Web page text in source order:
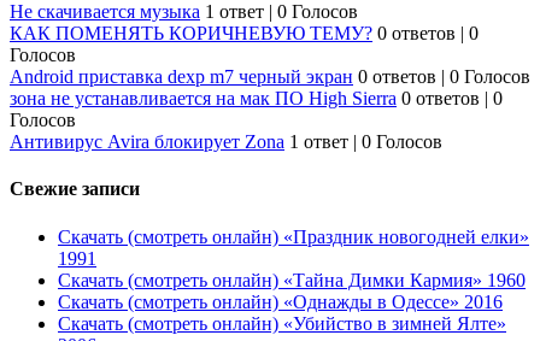
Не скачивается музыка 1 ответ | 0 Голосов
КАК ПОМЕНЯТЬ КОРИЧНЕВУЮ ТЕМУ? 0 ответов | 0
Голосов
Android приставка dexp m7 черный экран 0 ответов | 0 Голосов
зона не устанавливается на мак ПО High Sierra 0 ответов | 0
Голосов
Антивирус Avira блокирует Zona 1 ответ | 0 Голосов
Свежие записи
Скачать (смотреть онлайн) «Праздник новогодней елки»
1991
Скачать (смотреть онлайн) «Тайна Димки Кармия» 1960
Скачать (смотреть онлайн) «Однажды в Одессе» 2016
Скачать (смотреть онлайн) «Убийство в зимней Ялте»